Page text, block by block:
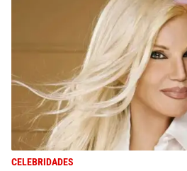
CELEBRIDADES